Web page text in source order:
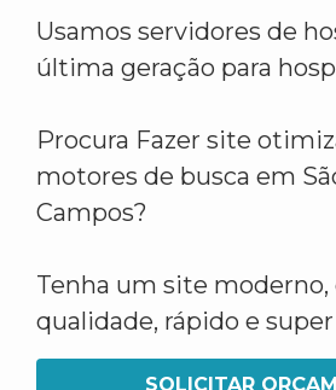
Usamos servidores de
última geração para
Procura Fazer site
motores de busca em
Campos?
Tenha um site moderno,
qualidade, rápido e
SOLICITAR